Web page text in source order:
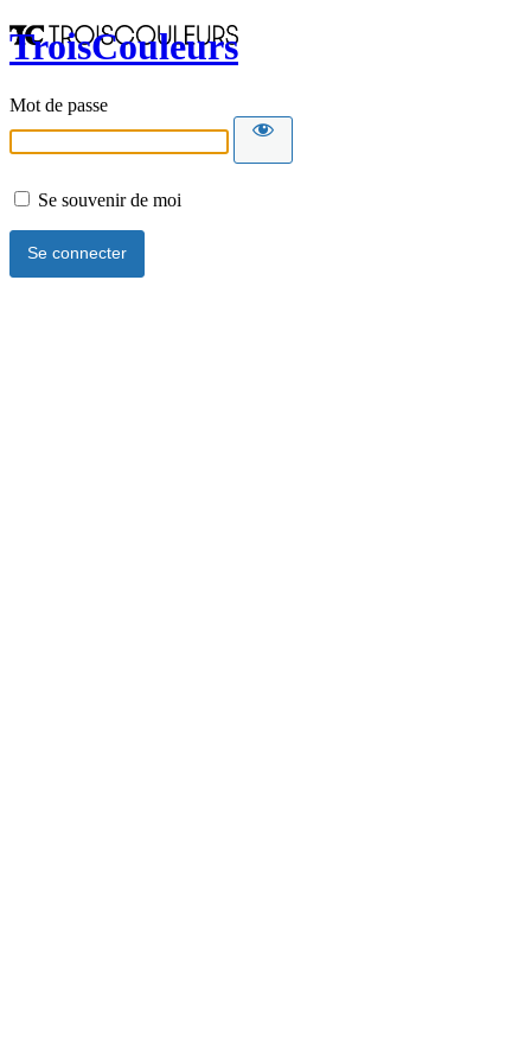
TroisCouleurs
Mot de passe
Se souvenir de moi